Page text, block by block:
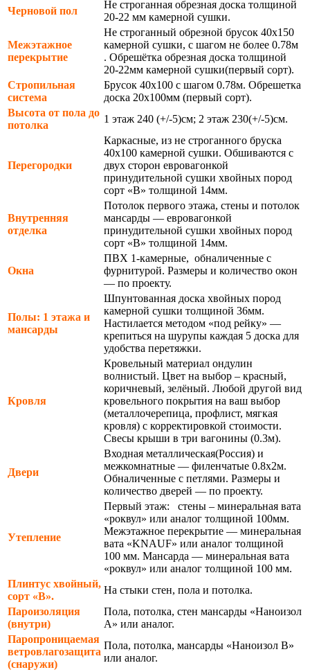
Черновой пол
Не строганная обрезная доска толщиной
20-22 мм камерной сушки.
Межэтажное
перекрытие
Не строганный обрезной брусок 40х150
камерной сушки, с шагом не более 0.78м
. Обрешётка обрезная доска толщиной
20-22мм камерной сушки(первый сорт).
Стропильная
система
Брусок 40х100 с шагом 0.78м. Обрешетка
доска 20х100мм (первый сорт).
Высота от пола до
потолка
1 этаж 240 (+/-5)см; 2 этаж 230(+/-5)см.
Перегородки
Каркасные, из не строганного бруска
40х100 камерной сушки. Обшиваются с
двух сторон евровагонкой
принудительной сушки хвойных пород
сорт «В» толщиной 14мм.
Внутренняя
отделка
Потолок первого этажа, стены и потолок
мансарды — евровагонкой
принудительной сушки хвойных пород
сорт «В» толщиной 14мм.
Окна
ПВХ 1-камерные, обналиченные с
фурнитурой. Размеры и количество окон
— по проекту.
Полы: 1 этажа и
мансарды
Шпунтованная доска хвойных пород
камерной сушки толщиной 36мм.
Настилается методом «под рейку» —
крепиться на шурупы каждая 5 доска для
удобства перетяжки.
Кровля
Кровельный материал ондулин
волнистый. Цвет на выбор – красный,
коричневый, зелёный. Любой другой вид
кровельного покрытия на ваш выбор
(металлочерепица, профлист, мягкая
кровля) с корректировкой стоимости.
Свесы крыши в три вагонины (0.3м).
Двери
Входная металлическая(Россия) и
межкомнатные — филенчатые 0.8х2м.
Обналиченные с петлями. Размеры и
количество дверей — по проекту.
Утепление
Первый этаж: стены – минеральная вата
«роквул» или аналог толщиной 100мм.
Межэтажное перекрытие — минеральная
вата «KNAUF» или аналог толщиной
100 мм. Мансарда — минеральная вата
«роквул» или аналог толщиной 100 мм.
Плинтус хвойный,
сорт «В».
На стыки стен, пола и потолка.
Пароизоляция
(внутри)
Пола, потолка, стен мансарды «Наноизол
А» или аналог.
Паропроницаемая
ветровлагозащита
(снаружи)
Пола, потолка, мансарды «Наноизол В»
или аналог.